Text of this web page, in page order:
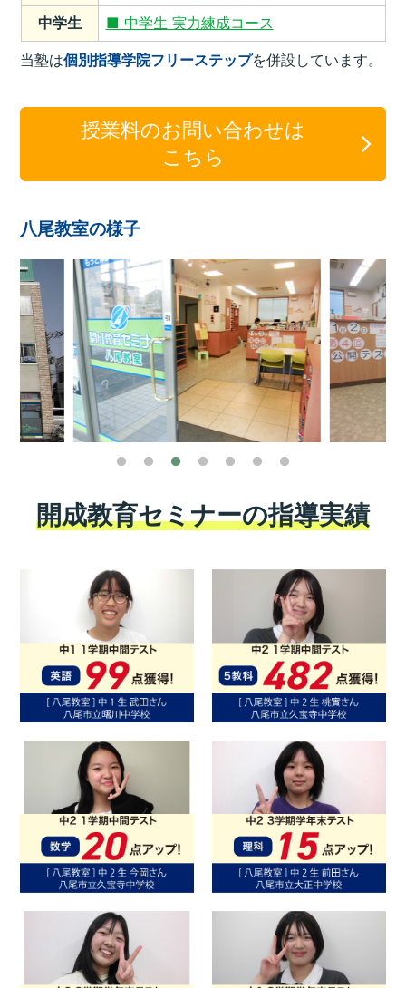
中学生
■ 中学生 実力練成コース
当塾は個別指導学院フリーステップを併設しています。
授業料のお問い合わせは
こちら
八尾教室の様子
開成教育セミナーの指導実績